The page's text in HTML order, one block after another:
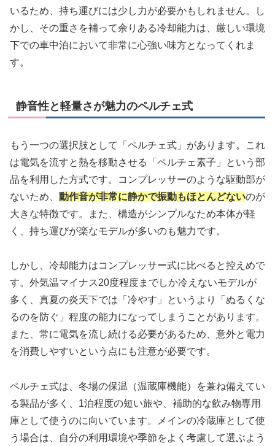
いるため、持ち運びには少し力が必要かもしれません。し
かし、その重さを補って余りある冷却能力は、厳しい環境
下での車中泊において非常に心強い味方となってくれま
す。
静音性と軽量さが魅力のペルチェ式
もう一つの選択肢として「ペルチェ式」があります。これ
は電気を流すと熱を移動させる「ペルチェ素子」という部
品を利用した方式です。コンプレッサーのような駆動部が
ないため、 動作音が非常に静かで振動もほとんどないのが
大きな特徴です。また、構造がシンプルなため本体が軽
く、持ち運びが楽なモデルが多いのも魅力です。
しかし、冷却能力はコンプレッサー式に比べると控えめで
す。外気温マイナス20度程度までしか冷えないモデルが
多く、真夏の炎天下では「冷やす」というより「ぬるくな
るのを防ぐ」程度の能力になってしまうことがあります。
また、常に電気を流し続ける必要があるため、意外と電力
を消費しやすいという点にも注意が必要です。
ペルチェ式は、冬場の保温（温蔵庫機能）を兼ね備えてい
る製品が多く、1泊程度の短い旅や、補助的な飲み物専用
庫として使うのに向いています。メインの冷蔵庫として使
う場合は、自分の利用環境や季節をよく考慮して選ぶよう